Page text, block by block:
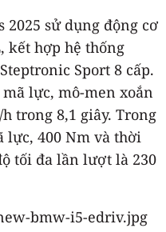
2025 sử dụng động cơ
kết hợp hệ thống
Sport 8 cấp.
lực, mô-men xoắn
trong 8,1 giây. Trong
lực, 400 Nm và thời
tối đa lần lượt là 230